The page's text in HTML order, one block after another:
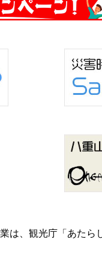
は、観光庁「あたら